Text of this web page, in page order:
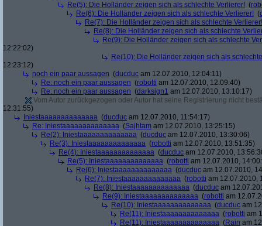
Re(5): Die Holländer zeigen sich als schlechte Verlierer! (
Re(6): Die Holländer zeigen sich als schlechte Verlierer! (
Re(7): Die Holländer zeigen sich als schlechte Verlierer!
Re(8): Die Holländer zeigen sich als schlechte
Re(9): Die Holländer zeigen sich als schlechte
12:22:02)
Re(10): Die Holländer zeigen sich als
12:23:12)
noch ein paar aussagen (ducduc am 12.07.2010, 12:04:11)
Re: noch ein paar aussagen (robotti am 12.07.2010, 12:09:40)
Re: noch ein paar aussagen (darksign1 am 12.07.2010, 13:10:17)
Vom Autor zurückgezogen oder Autor hat seine Registrierung nicht
12:31:55)
Iniestaaaaaaaaaaaaaa (ducduc am 12.07.2010, 11:54:17)
Re: Iniestaaaaaaaaaaaaaa (Sajhtam am 12.07.2010, 13:25:15)
Re(2): Iniestaaaaaaaaaaaaaa (ducduc am 12.07.2010, 13:30:06)
Re(3): Iniestaaaaaaaaaaaaaa (robotti am 12.07.2010, 13:51:35)
Re(4): Iniestaaaaaaaaaaaaaa (ducduc am 12.07.2010,
Re(5): Iniestaaaaaaaaaaaaaa (robotti am 12.07.2010,
Re(6): Iniestaaaaaaaaaaaaaa (ducduc am 12.07.2010,
Re(7): Iniestaaaaaaaaaaaaaa (robotti am 12.07.2010,
Re(8): Iniestaaaaaaaaaaaaaa (ducduc am
Re(9): Iniestaaaaaaaaaaaaaa (robotti am
Re(10): Iniestaaaaaaaaaaaaaa (ducduc am
Re(11): Iniestaaaaaaaaaaaaaa (robotti am
Re(11): Iniestaaaaaaaaaaaaaa (Rain am